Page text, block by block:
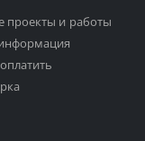
проекты и работы